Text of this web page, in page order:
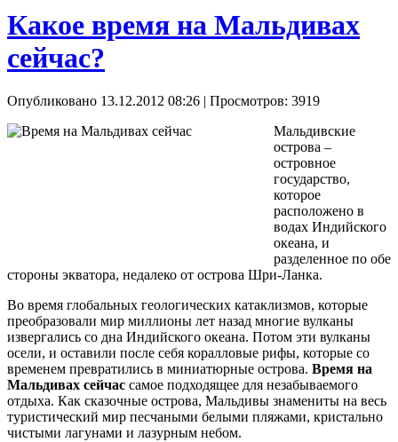
Какое время на Мальдивах
сейчас?
Опубликовано 13.12.2012 08:26 | Просмотров: 3919
Мальдивские
острова –
островное
государство,
которое
расположено в
водах Индийского
океана, и
разделенное по обе
стороны экватора, недалеко от острова Шри-Ланка.
Во время глобальных геологических катаклизмов, которые
преобразовали мир миллионы лет назад многие вулканы
извергались со дна Индийского океана. Потом эти вулканы
осели, и оставили после себя коралловые рифы, которые со
временем превратились в миниатюрные острова. Время на
Мальдивах сейчас самое подходящее для незабываемого
отдыха. Как сказочные острова, Мальдивы знамениты на весь
туристический мир песчаными белыми пляжами, кристально
чистыми лагунами и лазурным небом.